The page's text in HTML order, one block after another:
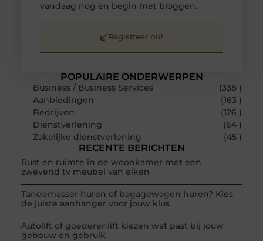
POPULAIRE ONDERWERPEN
Business / Business Services
(338 )
Aanbiedingen
(163 )
Bedrijven
(126 )
Dienstverlening
(64 )
Zakelijke dienstverlening
(45 )
RECENTE BERICHTEN
Rust en ruimte in de woonkamer met een
zwevend tv meubel van eiken
Tandemasser huren of bagagewagen huren? Kies
de juiste aanhanger voor jouw klus
Autolift of goederenlift kiezen wat past bij jouw
gebouw en gebruik
vandaag nog en begin met bloggen.
Registreer nu!